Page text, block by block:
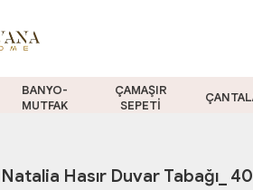
BANYO-
MUTFAK
ÇAMAŞIR
SEPETİ
Natalia Hasır Duvar Tabağı_